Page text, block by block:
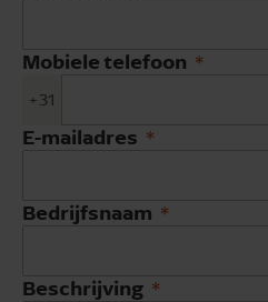
Mobiele telefoon
+31
E-mailadres
Bedrijfsnaam
Beschrijving